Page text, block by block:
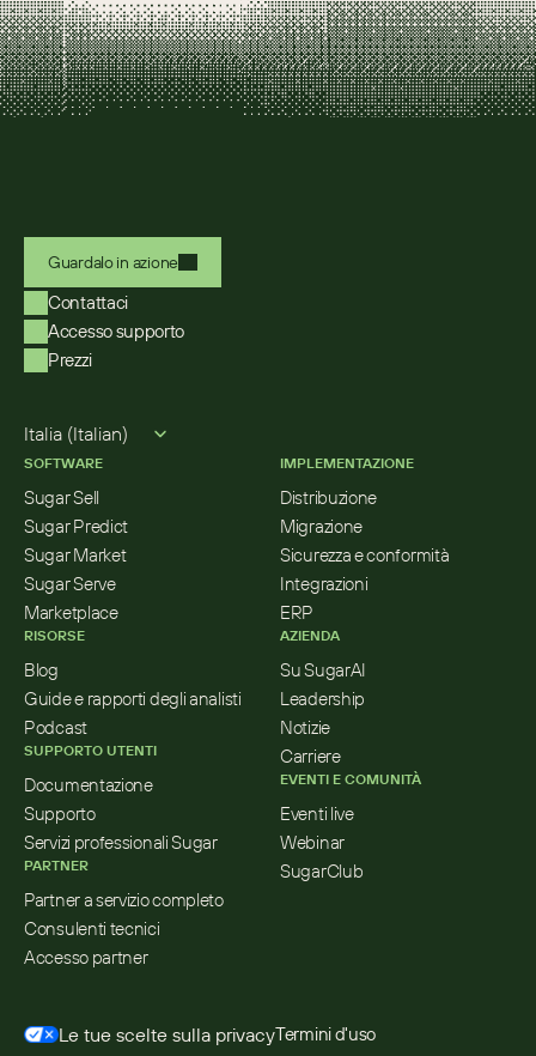
Guardalo in azione
Contattaci
Accesso supporto
Prezzi
Italia (Italian)
SOFTWARE
Sugar Sell
Sugar Predict
Sugar Market
Sugar Serve
Marketplace
RISORSE
Blog
Guide e rapporti degli analisti
Podcast
SUPPORTO UTENTI
Documentazione
Supporto
Servizi professionali Sugar
PARTNER
Partner a servizio completo
Consulenti tecnici
Accesso partner
IMPLEMENTAZIONE
Distribuzione
Migrazione
Sicurezza e conformità
Integrazioni
ERP
AZIENDA
Su SugarAI
Leadership
Notizie
Carriere
EVENTI E COMUNITÀ
Eventi live
Webinar
SugarClub
Le tue scelte sulla privacyTermini d'uso